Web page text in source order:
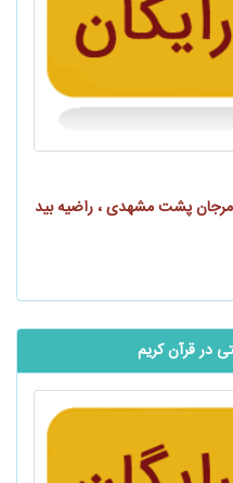
پشت مشهدی ، راضیه بید
در قرآن کریم